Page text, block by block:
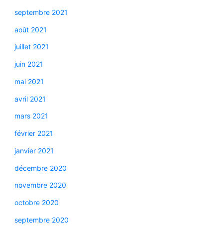
septembre 2021
août 2021
juillet 2021
juin 2021
mai 2021
avril 2021
mars 2021
février 2021
janvier 2021
décembre 2020
novembre 2020
octobre 2020
septembre 2020